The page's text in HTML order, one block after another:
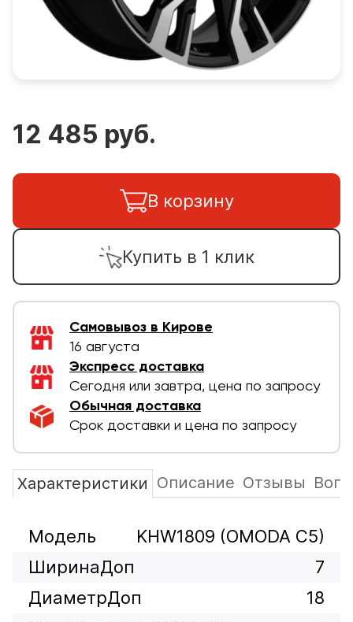
12 485 руб.
В корзину
Купить в 1 клик
Самовывоз в Кирове
16 августа
Экспресс доставка
Сегодня или завтра, цена по запросу
Обычная доставка
Срок доставки и цена по запросу
Характеристики Описание Отзывы
Модель
KHW1809 (OMODA C5)
ШиринаДоп
7
ДиаметрДоп
18